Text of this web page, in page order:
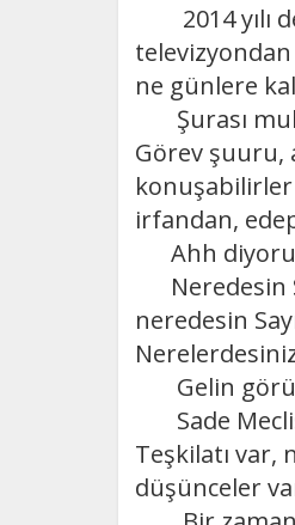
2014 yılı
ne günlere
Şurası
Görev şuuru,
irfandan,
Ahh
Neredesin
neredesin
Gelin görün
Sade
Teşkilatı var,
düşünceler